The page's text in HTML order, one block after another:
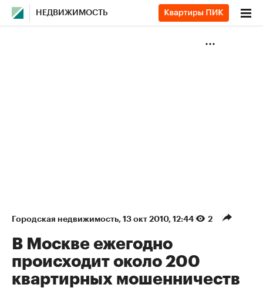
НЕДВИЖИМОСТЬ
Городская недвижимость⁠, 13 окт 2010, 12:44 2
В Москве ежегодно
происходит около 200
квартирных мошенничеств